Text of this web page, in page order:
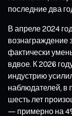
последние два
В апреле 2024
вознаграждение
фактически
вдвое. К 2026
индустрию
наблюдателей, в
шесть лет
— примерно на